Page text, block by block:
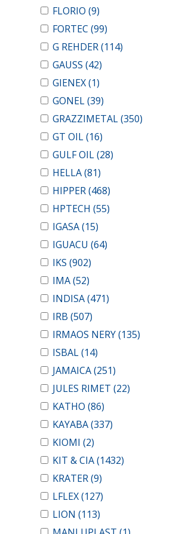
FLORIO (9)
FORTEC (99)
G REHDER(114)
GAUSS (42)
GIENEX(1)
GONEL(39)
GRAZZIMETAL(350)
GT OIL(16)
GULF OIL(28)
HELLA(81)
HIPPER(468)
HPTECH (55)
IGASA(15)
IGUACU (64)
IKS (902)
IMA(52)
INDISA(471)
IRB (507)
IRMAOS NERY(135)
ISBAL(14)
JAMAICA(251)
JULES RIMET (22)
KATHO (86)
KAYABA(337)
KIOMI (2)
KIT & CIA(1432)
KRATER(9)
LFLEX(127)
LION (113)